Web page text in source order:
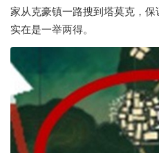
家从克豪镇一路搜到塔莫克，保
实在是一举两得。